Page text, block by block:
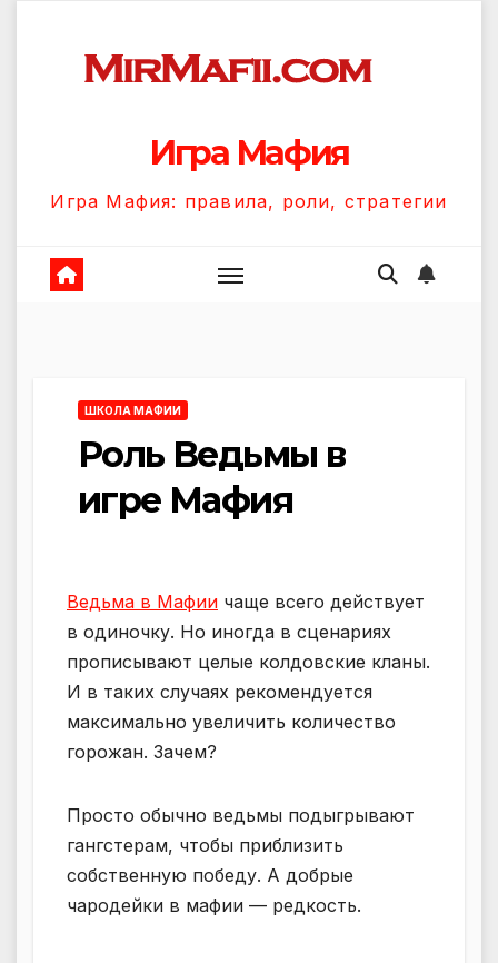
содержанию
Игра Мафия
Игра Мафия: правила, роли, стратегии
ШКОЛА МАФИИ
Роль Ведьмы в
игре Мафия
Ведьма в Мафии чаще всего действует
в одиночку. Но иногда в сценариях
прописывают целые колдовские кланы.
И в таких случаях рекомендуется
максимально увеличить количество
горожан. Зачем?
Просто обычно ведьмы подыгрывают
гангстерам, чтобы приблизить
собственную победу. А добрые
чародейки в мафии — редкость.